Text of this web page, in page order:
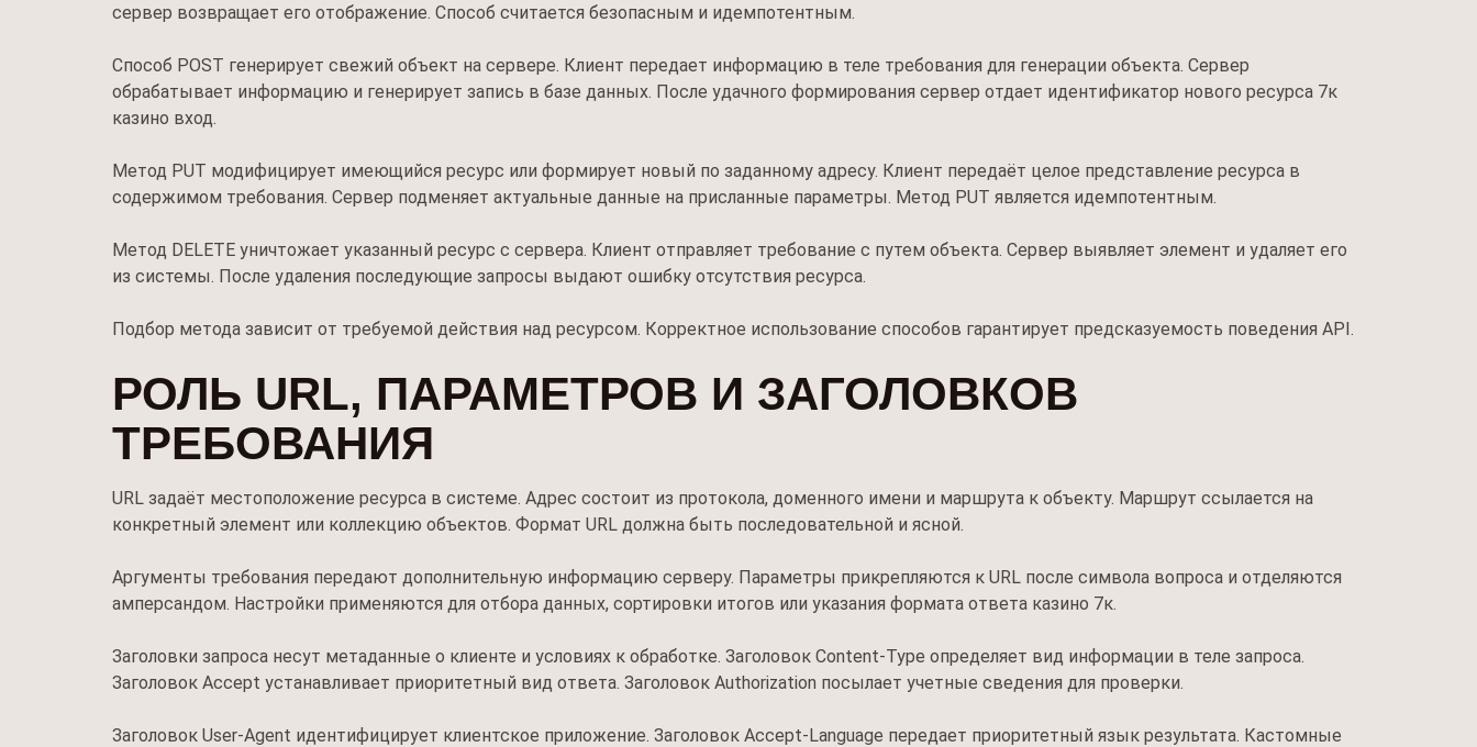
сервер возвращает его отображение. Способ считается безопасным и идемпотентным.
Способ POST генерирует свежий объект на сервере. Клиент передает информацию в теле требования для генерации объекта. Сервер
обрабатывает информацию и генерирует запись в базе данных. После удачного формирования сервер отдает идентификатор нового ресурса 7к
казино вход.
Метод PUT модифицирует имеющийся ресурс или формирует новый по заданному адресу. Клиент передаёт целое представление ресурса в
содержимом требования. Сервер подменяет актуальные данные на присланные параметры. Метод PUT является идемпотентным.
Метод DELETE уничтожает указанный ресурс с сервера. Клиент отправляет требование с путем объекта. Сервер выявляет элемент и удаляет его
из системы. После удаления последующие запросы выдают ошибку отсутствия ресурса.
Подбор метода зависит от требуемой действия над ресурсом. Корректное использование способов гарантирует предсказуемость поведения API.
РОЛЬ URL, ПАРАМЕТРОВ И ЗАГОЛОВКОВ
ТРЕБОВАНИЯ
URL задаёт местоположение ресурса в системе. Адрес состоит из протокола, доменного имени и маршрута к объекту. Маршрут ссылается на
конкретный элемент или коллекцию объектов. Формат URL должна быть последовательной и ясной.
Аргументы требования передают дополнительную информацию серверу. Параметры прикрепляются к URL после символа вопроса и отделяются
амперсандом. Настройки применяются для отбора данных, сортировки итогов или указания формата ответа казино 7к.
Заголовки запроса несут метаданные о клиенте и условиях к обработке. Заголовок Content-Type определяет вид информации в теле запроса.
Заголовок Accept устанавливает приоритетный вид ответа. Заголовок Authorization посылает учетные сведения для проверки.
Заголовок User-Agent идентифицирует клиентское приложение. Заголовок Accept-Language передает приоритетный язык результата. Кастомные